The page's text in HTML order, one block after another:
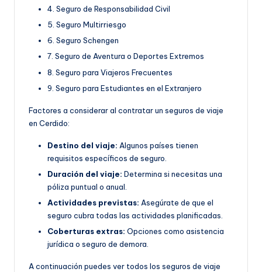
4. Seguro de Responsabilidad Civil
5. Seguro Multirriesgo
6. Seguro Schengen
7. Seguro de Aventura o Deportes Extremos
8. Seguro para Viajeros Frecuentes
9. Seguro para Estudiantes en el Extranjero
Factores a considerar al contratar un seguros de viaje
en Cerdido:
Destino del viaje: Algunos países tienen
requisitos específicos de seguro.
Duración del viaje: Determina si necesitas una
póliza puntual o anual.
Actividades previstas: Asegúrate de que el
seguro cubra todas las actividades planificadas.
Coberturas extras: Opciones como asistencia
jurídica o seguro de demora.
A continuación puedes ver todos los seguros de viaje